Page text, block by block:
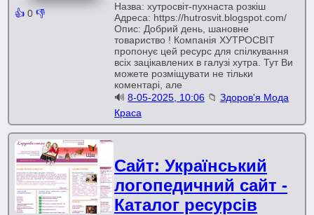
👍 0 👎
Назва: хутросвіт-пухнаста розкіш
Адреса: https://hutrosvit.blogspot.com/
Опис: Добрий день, шановне
товариство ! Компанія ХУТРОСВІТ
пропонує цей ресурс для спілкування
всіх зацікавлених в галузі хутра. Тут Ви
можете розміщувати не тільки
коментарі, але
🔊8-05-2025, 10:06 📁Здоров'я Мода
Краса
Сайт: Український
логопедичний сайт -
Каталог ресурсів